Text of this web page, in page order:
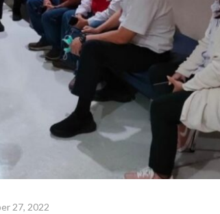
27, 2022